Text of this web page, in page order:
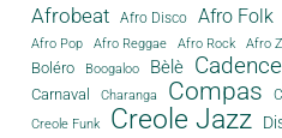
Afrobeat Afro Disco Afro Folk
Afro Pop Afro Reggae Afro Rock Afro
Boléro Boogaloo Bèlè Cadence
Carnaval Charanga Compas
Creole Funk
Creole Jazz